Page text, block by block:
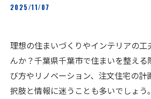
2025/11/07
理想の住まいづくりやインテリアの工
んか？千葉県千葉市で住まいを整え
び方やリノベーション、注文住宅の計
択肢と情報に迷うことも多いでしょう